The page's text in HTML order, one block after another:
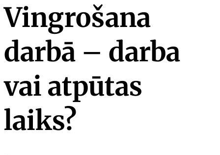
Vingrošana
darbā – darba
vai atpūtas
laiks?